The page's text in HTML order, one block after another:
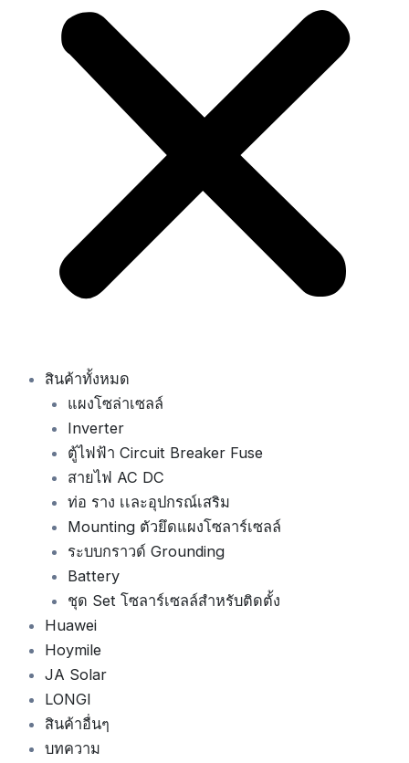
สินค้าทั้งหมด
แผงโซล่าเซลล์
Inverter
ตู้ไฟฟ้า Circuit Breaker Fuse
สายไฟ AC DC
ท่อ ราง เเละอุปกรณ์เสริม
Mounting ตัวยึดแผงโซลาร์เซลล์
ระบบกราวด์ Grounding
Battery
ชุด Set โซลาร์เซลล์สำหรับติดตั้ง
Huawei
Hoymile
JA Solar
LONGI
สินค้าอื่นๆ
บทความ